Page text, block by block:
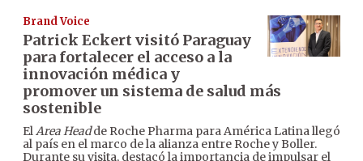
Brand Voice
Patrick Eckert visitó Paraguay
para fortalecer el acceso a la
innovación médica y
promover un sistema de salud más
sostenible
ElArea Headde Roche Pharma para América Latina llegó
al país en el marco de la alianza entre Roche y Boller.
Durante su visita, destacó la importancia de impulsar el